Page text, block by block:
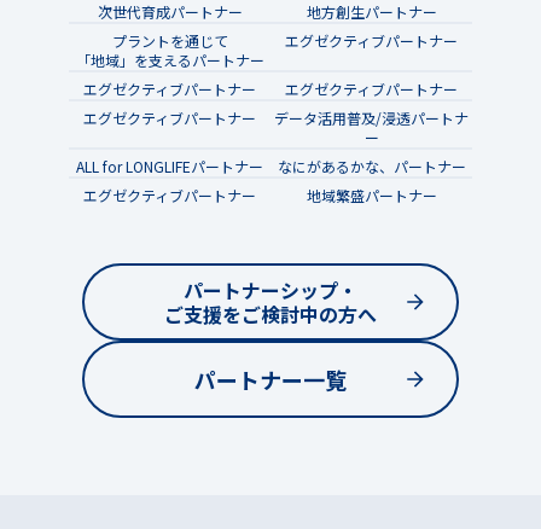
次世代育成パートナー
地方創生パートナー
プラントを通じて
「地域」を支えるパートナー
エグゼクティブパートナー
エグゼクティブパートナー
エグゼクティブパートナー
エグゼクティブパートナー
データ活用普及/浸透パートナ
ー
ALL for LONGLIFEパートナー
なにがあるかな、パートナー
エグゼクティブパートナー
地域繁盛パートナー
パートナーシップ・
ご支援をご検討中の方へ
パートナー一覧